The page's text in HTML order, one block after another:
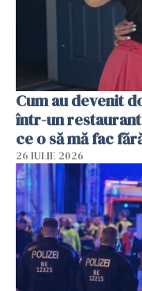
Cum au devenit
într-un restaurant
ce o să mă fac
26 IULIE 2026